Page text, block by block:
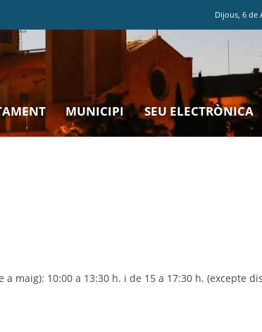
Dijous,6 de
MUNICIPI SEU ELECTRÒNICA
a maig): 10:00 a 13:30 h. i de 15 a 17:30 h. (excepte